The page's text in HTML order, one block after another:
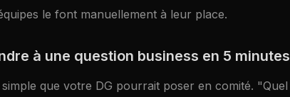
le font manuellement à leur place.
à une question business en 5 minutes
que votre DG pourrait poser en comité. "Quel